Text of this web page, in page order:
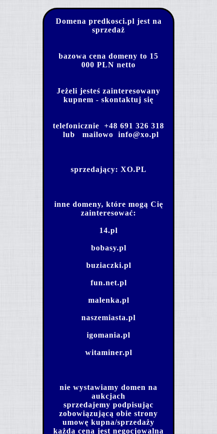
Domena predkosci.pl jest na
sprzedaż
bazowa cena domeny to 15
000 PLN netto
Jeżeli jesteś zainteresowany
kupnem - skontaktuj się
telefonicznie +48 691 326 318
lub mailowo info@xo.pl
sprzedający: XO.PL
inne domeny, które mogą Cię
zainteresować:
14.pl
bobasy.pl
buziaczki.pl
fun.net.pl
malenka.pl
naszemiasta.pl
igomania.pl
witaminer.pl
nie wystawiamy domen na
aukcjach
sprzedajemy podpisując
zobowiązującą obie strony
umowę kupna/sprzedaży
każda cena jest negocjowalna